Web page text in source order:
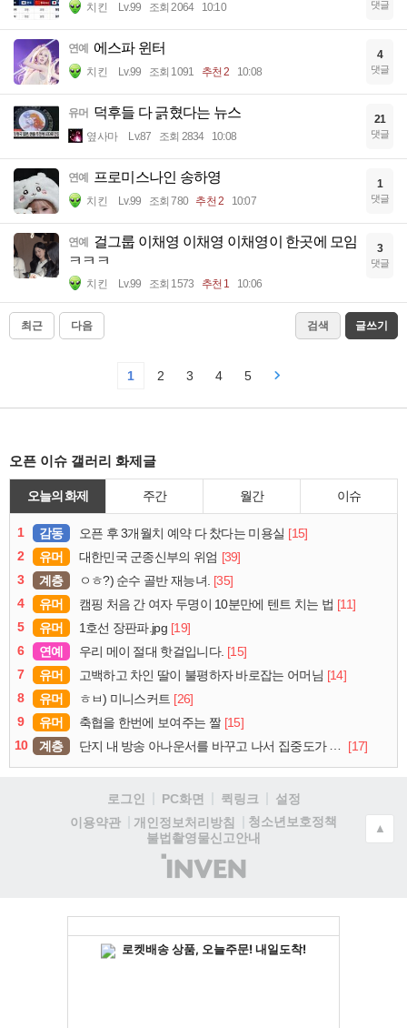
치킨 Lv.99 조회 2064 10:10 댓글
연예 에스파 윈터
치킨 Lv.99 조회 1091 추천 2 10:08
4
댓글
유머 덕후들 다 긁혔다는 뉴스
옆사마 Lv.87 조회 2834 10:08
21
댓글
연예 프로미스나인 송하영
치킨 Lv.99 조회 780 추천 2 10:07
1
댓글
연예 걸그룹 이채영 이채영 이채영이 한곳에 모임
ㅋㅋㅋ
치킨 Lv.99 조회 1573 추천 1 10:06
3
댓글
최근 다음 검색 글쓰기
1 2 3 4 5
오픈 이슈 갤러리 화제글
오늘의 화제 주간 월간 이슈
1 감동 오픈 후 3개월치 예약 다 찼다는 미용실 [15]
2
유머 대한민국 군종신부의 위엄 [39]
3
계층 ㅇㅎ?) 순수 골반 재능녀. [35]
4
유머 캠핑 처음 간 여자 두명이 10분만에 텐트 치는 법 [11]
5
유머 1호선 장판파.jpg [19]
6
연예 우리 메이 절대 핫걸입니다. [15]
7
유머 고백하고 차인 딸이 불평하자 바로잡는 어머님 [14]
8
유머 ㅎㅂ) 미니스커트 [26]
9
유머 축협을 한번에 보여주는 짤 [15]
10
계층 단지 내 방송 아나운서를 바꾸고 나서 집중도가 확 올라갔다는 한 아파트의 안내방송 [17]
로그인 PC화면 퀵링크
설정
이용약관
개인정보처리방침
청소년보호정책
불법촬영물신고안내
(주)
인
▲